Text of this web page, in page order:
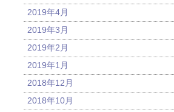
2019年4月
2019年3月
2019年2月
2019年1月
2018年12月
2018年10月